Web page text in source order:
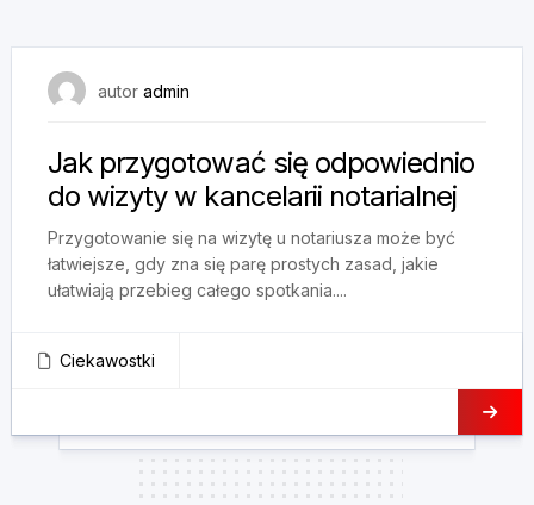
autor admin
Jak przygotować się odpowiednio
do wizyty w kancelarii notarialnej
Przygotowanie się na wizytę u notariusza może być
łatwiejsze, gdy zna się parę prostych zasad, jakie
ułatwiają przebieg całego spotkania....
Ciekawostki